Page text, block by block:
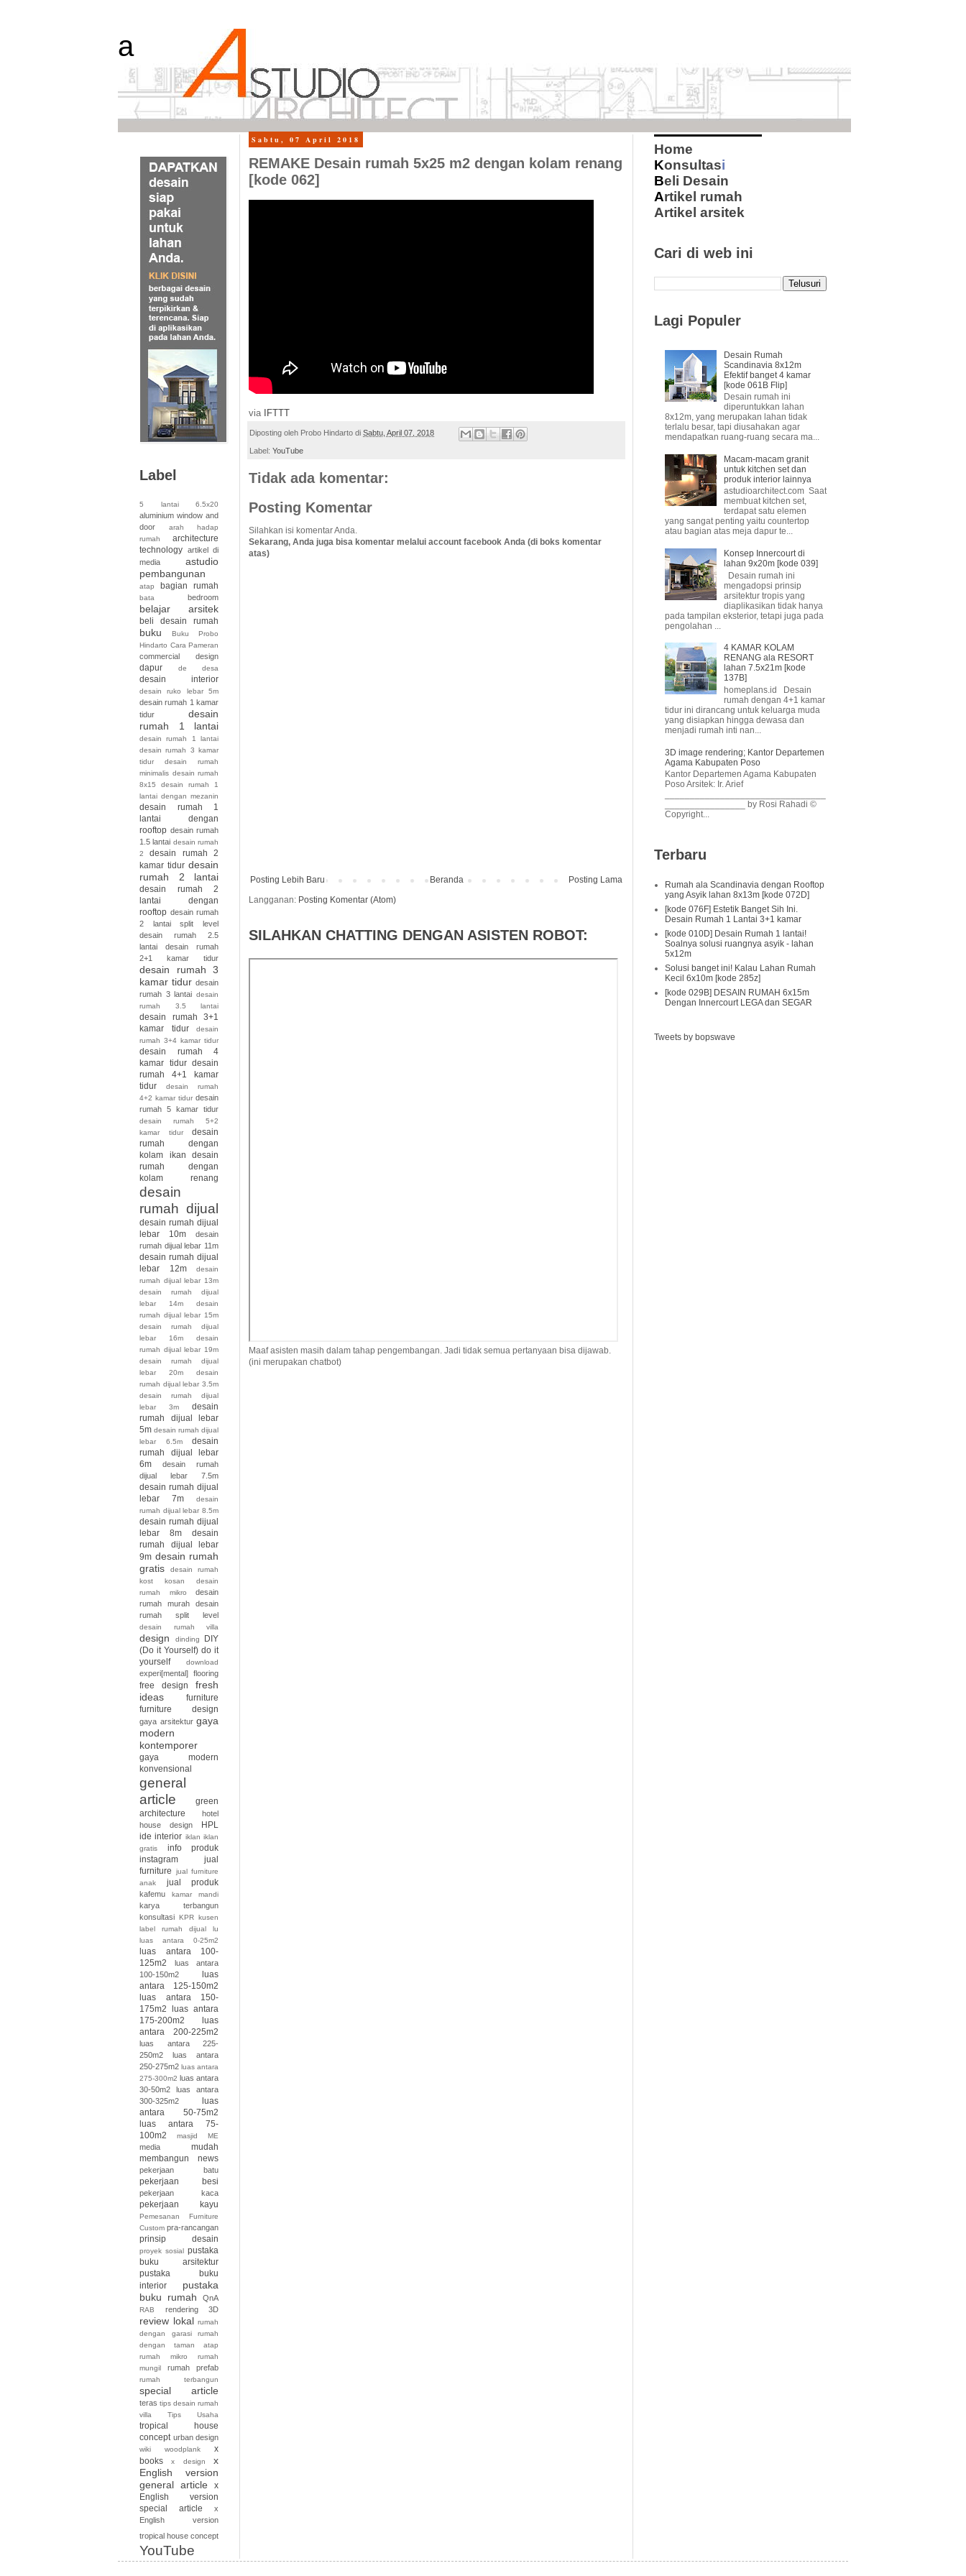
a
Sabtu, 07 April 2018
REMAKE Desain rumah 5x25 m2 dengan kolam renang
[kode 062]
via IFTTT
Diposting oleh Probo Hindarto di Sabtu, April 07, 2018
Label: YouTube
Tidak ada komentar:
Posting Komentar
Silahkan isi komentar Anda.
Sekarang, Anda juga bisa komentar melalui account facebook Anda (di boks komentar
atas)
Posting Lebih Baru Posting Lama
Beranda
Langganan: Posting Komentar (Atom)
SILAHKAN CHATTING DENGAN ASISTEN ROBOT:
Maaf asisten masih dalam tahap pengembangan. Jadi tidak semua pertanyaan bisa dijawab.
(ini merupakan chatbot)
Label
5 lantai 6.5x20
aluminium window and
door
arah hadap
rumah
architecture
technology artikel di
media
astudio
pembangunan
atap bagian rumah
bata bedroom
belajar arsitek
beli desain rumah
buku
Buku Probo
Hindarto Cara Pameran
commercial design
dapur de desa
desain interior
desain ruko lebar 5m
desain rumah 1 kamar
tidur
desain
rumah 1 lantai
desain rumah 1 lantai
desain rumah 3 kamar
tidur desain rumah
minimalis desain rumah
8x15
desain rumah 1
lantai dengan mezanin
desain rumah 1
lantai dengan
rooftop desain rumah
1.5 lantai desain rumah
2
desain rumah 2
kamar tidur desain
rumah 2 lantai
desain rumah 2
lantai dengan
rooftop desain rumah
2 lantai split level
desain rumah 2.5
lantai
desain rumah
2+1 kamar tidur
desain rumah 3
kamar tidur desain
rumah 3 lantai desain
rumah 3.5 lantai
desain rumah 3+1
kamar tidur
desain
rumah 3+4 kamar tidur
desain rumah 4
kamar tidur desain
rumah 4+1 kamar
tidur
desain rumah
4+2 kamar tidur desain
rumah 5 kamar tidur
desain rumah 5+2
kamar tidur
desain
rumah dengan
kolam ikan
desain
rumah dengan
kolam renang
desain
rumah dijual
desain rumah dijual
lebar 10m
desain
rumah dijual lebar 11m
desain rumah dijual
lebar 12m
desain
rumah dijual lebar 13m
desain rumah dijual
lebar 14m
desain
rumah dijual lebar 15m
desain rumah dijual
lebar 16m
desain
rumah dijual lebar 19m
desain rumah dijual
lebar 20m
desain
rumah dijual lebar 3.5m
desain rumah dijual
lebar 3m
desain
rumah dijual lebar
5m desain rumah dijual
lebar 6.5m
desain
rumah dijual lebar
6m
desain rumah
dijual lebar 7.5m
desain rumah dijual
lebar 7m
desain
rumah dijual lebar 8.5m
desain rumah dijual
lebar 8m
desain
rumah dijual lebar
9m desain rumah
gratis
desain rumah
kost kosan
desain
rumah mikro
desain
rumah murah
desain
rumah split level
desain rumah villa
design dinding
DIY
(Do it Yourself) do it
yourself
download
experi[mental] flooring
free design
fresh
ideas
furniture
furniture design
gaya arsitektur gaya
modern
kontemporer
gaya modern
konvensional
general
article
green
architecture
hotel
house design
HPL
ide interior iklan iklan
gratis
info produk
instagram
jual
furniture
jual furniture
anak
jual produk
kafemu kamar mandi
karya terbangun
konsultasi KPR kusen
label rumah dijual
lu
luas antara 0-25m2
luas antara 100-
125m2
luas antara
100-150m2
luas
antara 125-150m2
luas antara 150-
175m2
luas antara
175-200m2
luas
antara 200-225m2
luas antara 225-
250m2
luas antara
250-275m2 luas antara
275-300m2 luas antara
30-50m2
luas antara
300-325m2
luas
antara 50-75m2
luas antara 75-
100m2
masjid ME
media
mudah
membangun
news
pekerjaan batu
pekerjaan besi
pekerjaan kaca
pekerjaan kayu
Pemesanan Furniture
Custom pra-rancangan
prinsip desain
proyek sosial pustaka
buku arsitektur
pustaka buku
interior
pustaka
buku rumah
QnA
RAB rendering 3D
review lokal rumah
dengan garasi
rumah
dengan taman atap
rumah mikro
rumah
mungil
rumah prefab
rumah terbangun
special article
teras tips desain rumah
villa
Tips Usaha
tropical house
concept urban design
wiki woodplank
x
books
x design
x
English version
general article
x
English version
special article
x
English version
tropical house concept
YouTube
Home
Konsultasi
Beli Desain
Artikel rumah
Artikel arsitek
Cari di web ini
Lagi Populer
Desain Rumah
Scandinavia 8x12m
Efektif banget 4 kamar
[kode 061B Flip]
Desain rumah ini
diperuntukkan lahan
8x12m, yang merupakan lahan tidak
terlalu besar, tapi diusahakan agar
mendapatkan ruang-ruang secara ma...
Macam-macam granit
untuk kitchen set dan
produk interior lainnya
astudioarchitect.com Saat
membuat kitchen set,
terdapat satu elemen
yang sangat penting yaitu countertop
atau bagian atas meja dapur te...
Konsep Innercourt di
lahan 9x20m [kode 039]
Desain rumah ini
mengadopsi prinsip
arsitektur tropis yang
diaplikasikan tidak hanya
pada tampilan eksterior, tetapi juga pada
pengolahan ...
4 KAMAR KOLAM
RENANG ala RESORT
lahan 7.5x21m [kode
137B]
homeplans.id Desain
rumah dengan 4+1 kamar
tidur ini dirancang untuk keluarga muda
yang disiapkan hingga dewasa dan
menjadi rumah inti nan...
3D image rendering; Kantor Departemen
Agama Kabupaten Poso
Kantor Departemen Agama Kabupaten
Poso Arsitek: Ir. Arief
________________ by Rosi Rahadi ©
Copyright...
Terbaru
Rumah ala Scandinavia dengan Rooftop
yang Asyik lahan 8x13m [kode 072D]
[kode 076F] Estetik Banget Sih Ini.
Desain Rumah 1 Lantai 3+1 kamar
[kode 010D] Desain Rumah 1 lantai!
Soalnya solusi ruangnya asyik - lahan
5x12m
Solusi banget ini! Kalau Lahan Rumah
Kecil 6x10m [kode 285z]
[kode 029B] DESAIN RUMAH 6x15m
Dengan Innercourt LEGA dan SEGAR
Tweets by bopswave